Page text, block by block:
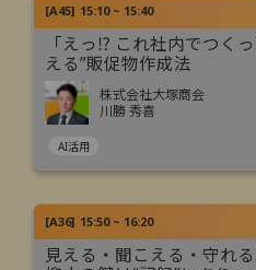
[A45] 15:10 ~ 15:40
「えっ⁉ これ社内でつく
える”販促物作成法
株式会社大塚商会
川勝 秀喜
AI活用
[A36] 15:50 ~ 16:20
見える・聞こえる・守れ